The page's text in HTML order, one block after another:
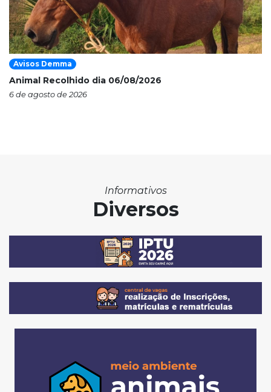
Avisos Demma
Animal Recolhido dia 06/08/2026
6 de agosto de 2026
Informativos
Diversos